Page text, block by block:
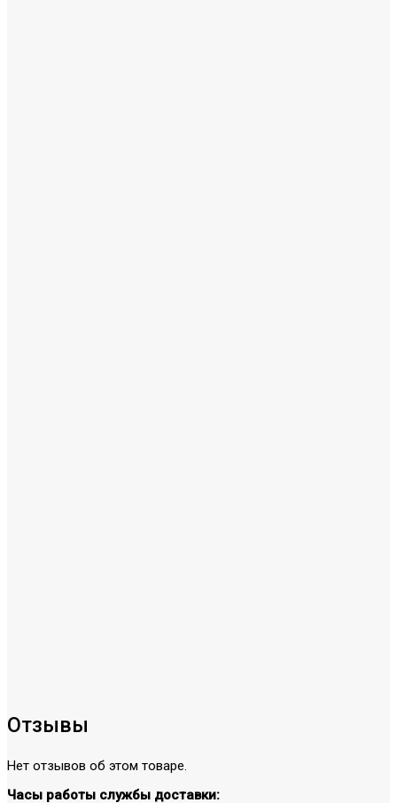
Отзывы
Нет отзывов об этом товаре.
Часы работы службы доставки: